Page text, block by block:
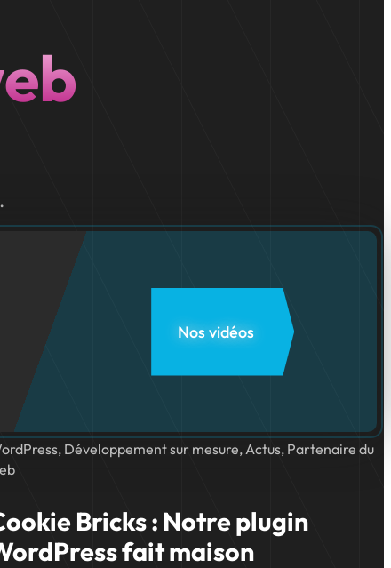
Nos vidéos
Développement sur mesure, Actus, Partenaire du
Bricks : Notre plugin
fait maison